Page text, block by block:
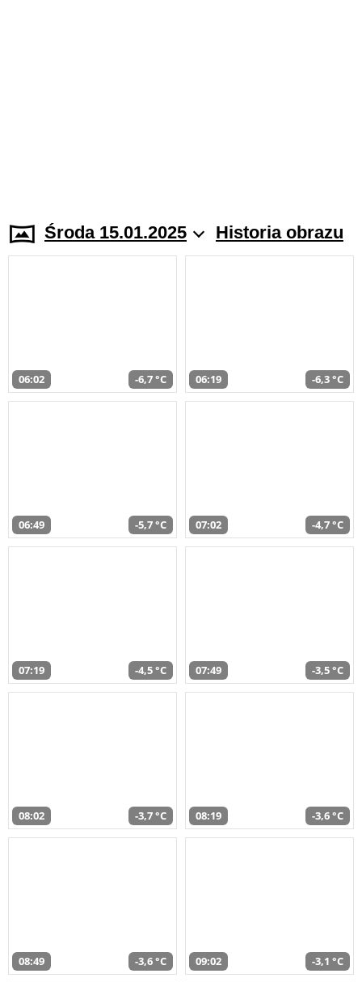
Środa 15.01.2025 Historia obrazu
06:02 -6,7 °C 06:19 -6,3 °C
06:49 -5,7 °C 07:02 -4,7 °C
07:19 -4,5 °C 07:49 -3,5 °C
08:02 -3,7 °C 08:19 -3,6 °C
08:49 -3,6 °C 09:02 -3,1 °C